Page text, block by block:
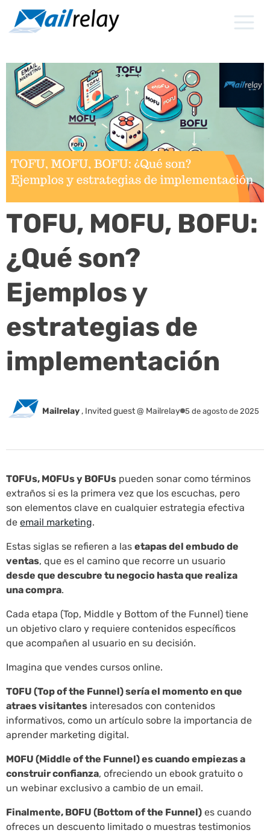
contenido
TOFU, MOFU, BOFU:
¿Qué son?
Ejemplos y
estrategias de
implementación
Mailrelay , Invited guest @ Mailrelay 5 de agosto de 2025
TOFUs, MOFUs y BOFUs pueden sonar como términos
extraños si es la primera vez que los escuchas, pero
son elementos clave en cualquier estrategia efectiva
de email marketing.
Estas siglas se refieren a las etapas del embudo de
ventas, que es el camino que recorre un usuario
desde que descubre tu negocio hasta que realiza
una compra.
Cada etapa (Top, Middle y Bottom of the Funnel) tiene
un objetivo claro y requiere contenidos específicos
que acompañen al usuario en su decisión.
Imagina que vendes cursos online.
TOFU (Top of the Funnel) sería el momento en que
atraes visitantes interesados con contenidos
informativos, como un artículo sobre la importancia de
aprender marketing digital.
MOFU (Middle of the Funnel) es cuando empiezas a
construir confianza, ofreciendo un ebook gratuito o
un webinar exclusivo a cambio de un email.
Finalmente, BOFU (Bottom of the Funnel) es cuando
ofreces un descuento limitado o muestras testimonios